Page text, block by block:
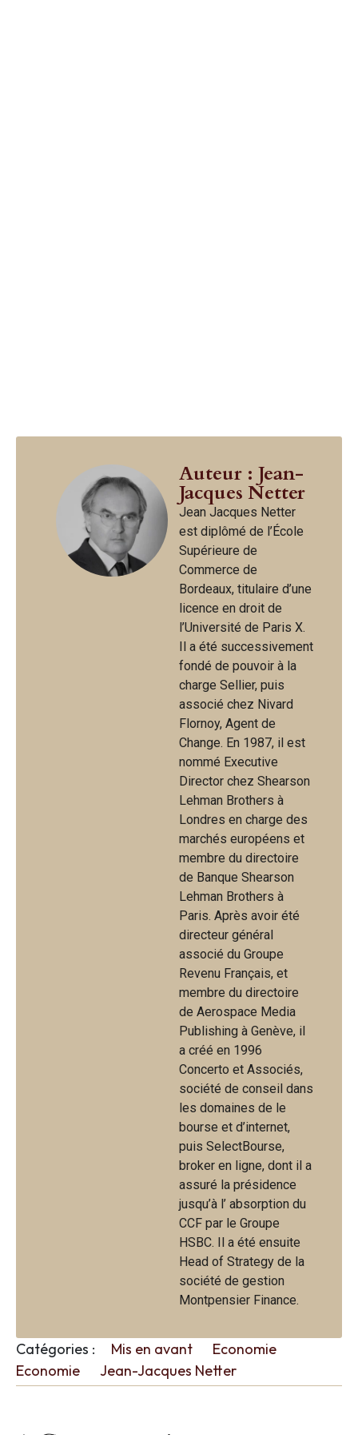
Auteur : Jean-
Jacques Netter
Jean Jacques Netter
est diplômé de l’École
Supérieure de
Commerce de
Bordeaux, titulaire d’une
licence en droit de
l’Université de Paris X.
Il a été successivement
fondé de pouvoir à la
charge Sellier, puis
associé chez Nivard
Flornoy, Agent de
Change. En 1987, il est
nommé Executive
Director chez Shearson
Lehman Brothers à
Londres en charge des
marchés européens et
membre du directoire
de Banque Shearson
Lehman Brothers à
Paris. Après avoir été
directeur général
associé du Groupe
Revenu Français, et
membre du directoire
de Aerospace Media
Publishing à Genève, il
a créé en 1996
Concerto et Associés,
société de conseil dans
les domaines de le
bourse et d’internet,
puis SelectBourse,
broker en ligne, dont il a
assuré la présidence
jusqu’à l’ absorption du
CCF par le Groupe
HSBC. Il a été ensuite
Head of Strategy de la
société de gestion
Montpensier Finance.
Catégories : Mis en avant
Economie
Economie
Jean-Jacques Netter